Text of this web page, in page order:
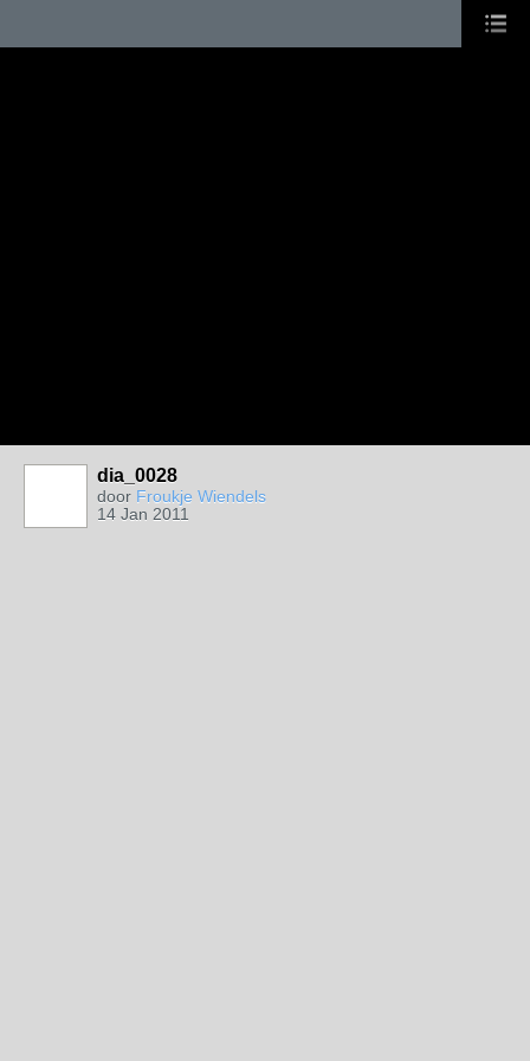
dia_0028
door Froukje Wiendels
14 Jan 2011